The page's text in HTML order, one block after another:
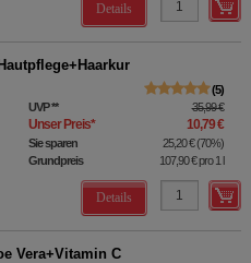
Details
5
UVP** 35,99 €
Unser Preis* 10,79 €
Sie sparen 25,20 €(70%)
Grundpreis
107,90 €pro 1 l
Details
Vera+Vitamin C